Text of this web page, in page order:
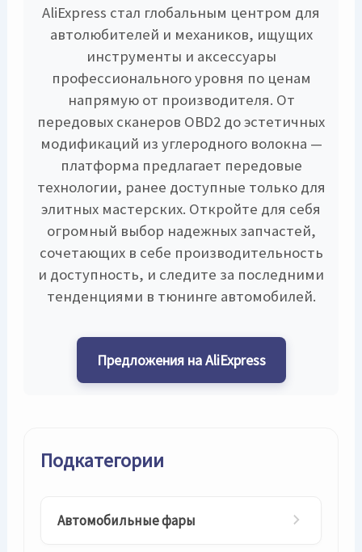
AliExpress стал глобальным центром для
автолюбителей и механиков, ищущих
инструменты и аксессуары
профессионального уровня по ценам
напрямую от производителя. От
передовых сканеров OBD2 до эстетичных
модификаций из углеродного волокна —
платформа предлагает передовые
технологии, ранее доступные только для
элитных мастерских. Откройте для себя
огромный выбор надежных запчастей,
сочетающих в себе производительность
и доступность, и следите за последними
тенденциями в тюнинге автомобилей.
Предложения на AliExpress
Подкатегории
Автомобильные фары